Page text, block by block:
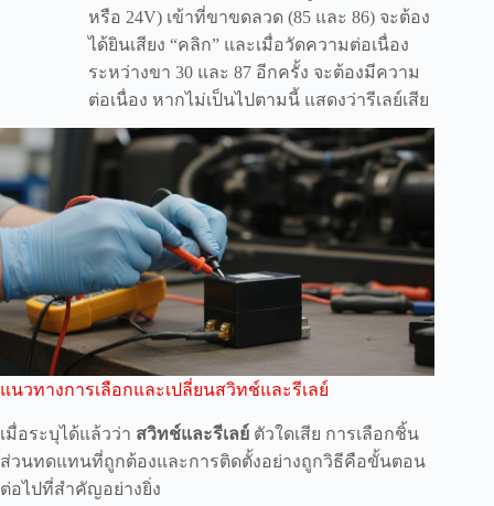
หรือ 24V) เข้าที่ขาขดลวด (85 และ 86) จะต้อง
ได้ยินเสียง “คลิก” และเมื่อวัดความต่อเนื่อง
ระหว่างขา 30 และ 87 อีกครั้ง จะต้องมีความ
ต่อเนื่อง หากไม่เป็นไปตามนี้ แสดงว่ารีเลย์เสีย
แนวทางการเลือกและเปลี่ยนสวิทช์และรีเลย์
เมื่อระบุได้แล้วว่า สวิทช์และรีเลย์ ตัวใดเสีย การเลือกชิ้น
ส่วนทดแทนที่ถูกต้องและการติดตั้งอย่างถูกวิธีคือขั้นตอน
ต่อไปที่สำคัญอย่างยิ่ง